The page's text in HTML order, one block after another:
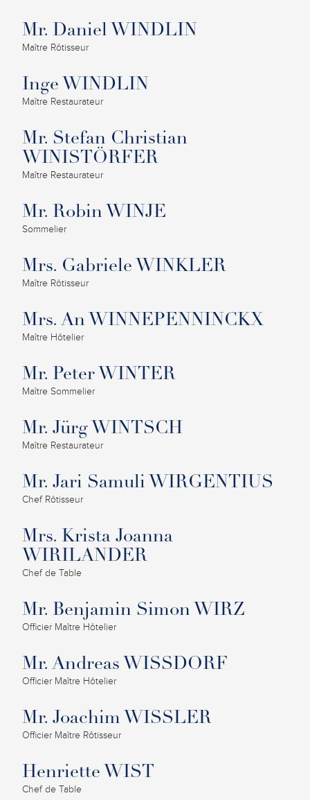
Mr. Daniel WINDLIN
Maître Rôtisseur
Inge WINDLIN
Maître Restaurateur
Mr. Stefan Christian
WINISTÖRFER
Maître Restaurateur
Mr. Robin WINJE
Sommelier
Mrs. Gabriele WINKLER
Maître Rôtisseur
Mrs. An WINNEPENNINCKX
Maître Hôtelier
Mr. Peter WINTER
Maître Sommelier
Mr. Jürg WINTSCH
Maître Restaurateur
Mr. Jari Samuli WIRGENTIUS
Chef Rôtisseur
Mrs. Krista Joanna
WIRILANDER
Chef de Table
Mr. Benjamin Simon WIRZ
Officier Maître Hôtelier
Mr. Andreas WISSDORF
Officier Maître Hôtelier
Mr. Joachim WISSLER
Officier Maître Rôtisseur
Henriette WIST
Chef de Table